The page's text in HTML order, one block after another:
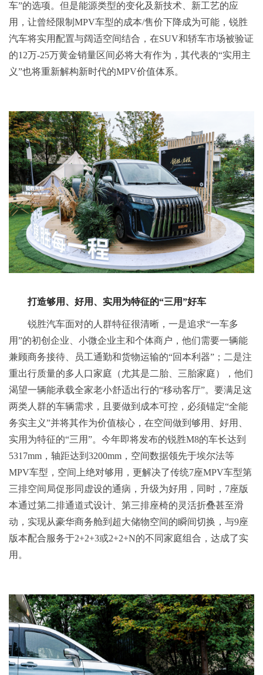
车”的选项。但是能源类型的变化及新技术、新工艺的应
用，让曾经限制MPV车型的成本/售价下降成为可能，锐胜
汽车将实用配置与阔适空间结合，在SUV和轿车市场被验证
的12万-25万黄金销量区间必将大有作为，其代表的“实用主
义”也将重新解构新时代的MPV价值体系。
打造够用、好用、实用为特征的“三用”好车
锐胜汽车面对的人群特征很清晰，一是追求“一车多
用”的初创企业、小微企业主和个体商户，他们需要一辆能
兼顾商务接待、员工通勤和货物运输的“回本利器”；二是注
重出行质量的多人口家庭（尤其是二胎、三胎家庭），他们
渴望一辆能承载全家老小舒适出行的“移动客厅”。要满足这
两类人群的车辆需求，且要做到成本可控，必须锚定“全能
务实主义”并将其作为价值核心，在空间做到够用、好用、
实用为特征的“三用”。今年即将发布的锐胜M8的车长达到
5317mm，轴距达到3200mm，空间数据领先于埃尔法等
MPV车型，空间上绝对够用，更解决了传统7座MPV车型第
三排空间局促形同虚设的通病，升级为好用，同时，7座版
本通过第二排通道式设计、第三排座椅的灵活折叠甚至滑
动，实现从豪华商务舱到超大储物空间的瞬间切换，与9座
版本配合服务于2+2+3或2+2+N的不同家庭组合，达成了实
用。